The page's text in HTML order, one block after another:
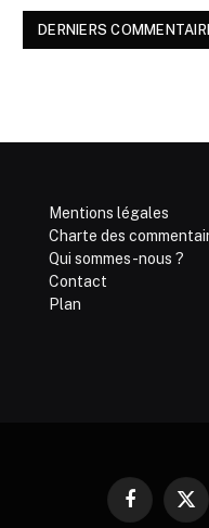
DERNIERS
Mentions légales
Charte des
Qui sommes-nous ?
Contact
Plan
Facebook
X